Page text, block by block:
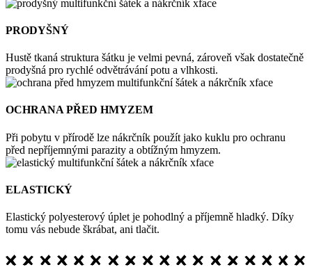
PRODYŠNÝ
Hustě tkaná struktura šátku je velmi pevná, zároveň však dostatečně
prodyšná pro rychlé odvětrávání potu a vlhkosti.
OCHRANA PŘED HMYZEM
Při pobytu v přírodě lze nákrčník použít jako kuklu pro ochranu
před nepříjemnými parazity a obtížným hmyzem.
ELASTICKÝ
Elastický polyesterový úplet je pohodlný a příjemně hladký. Díky
tomu vás nebude škrábat, ani tlačit.